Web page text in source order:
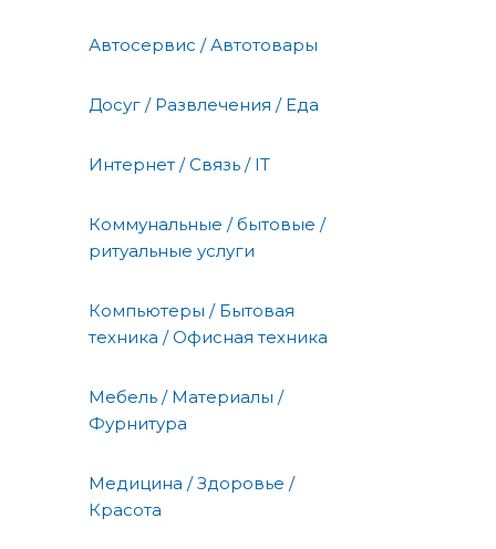
Автосервис / Автотовары
Досуг / Развлечения / Еда
Интернет / Связь / IT
Коммунальные / бытовые /
ритуальные услуги
Компьютеры / Бытовая
техника / Офисная техника
Мебель / Материалы /
Фурнитура
Медицина / Здоровье /
Красота